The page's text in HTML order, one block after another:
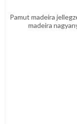
Pamut madeira
madeira